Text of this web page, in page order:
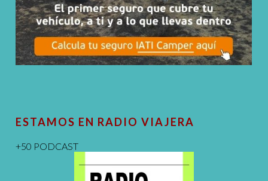
ESTAMOS EN RADIO VIAJERA
+50 PODCAST